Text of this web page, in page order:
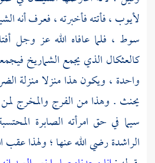
لأيوب، فأتته فأخبرته ، فعرف أنه
سوط ، فلما عافاه الله عز وجل
كالعثكال الذي يجمع الشماريخ
واحدة ، ويكون هذا منزلا منزلة
يحنث . وهذا من الفرج والمخرج لمن
سيما في حق امرأته الصابرة
الراشدة رضي الله عنها ؛ ولهذا